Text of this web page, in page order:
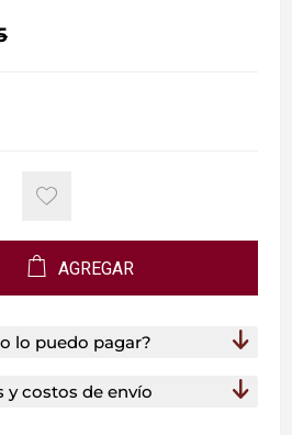
AGREGAR
lo puedo pagar?
y costos de envío